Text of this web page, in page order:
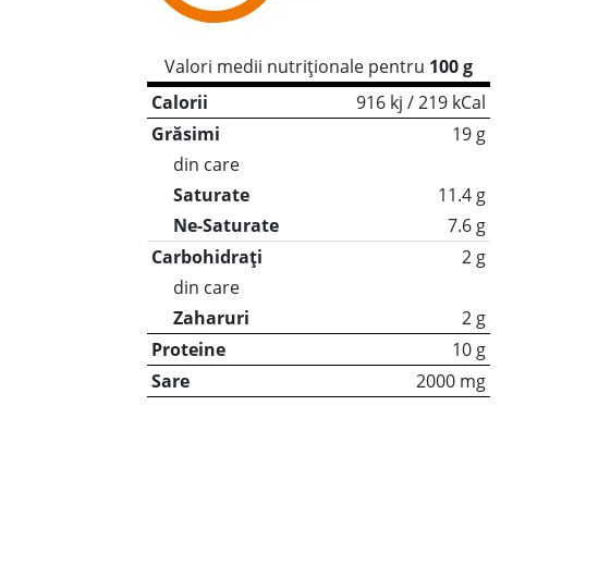
Valori medii nutriționale pentru 100 g
Calorii
916 kj / 219 kCal
Grăsimi
19 g
din care
Saturate
11.4 g
Ne-Saturate
7.6 g
Carbohidrați
2 g
din care
Zaharuri
2 g
Proteine
10 g
Sare
2000 mg